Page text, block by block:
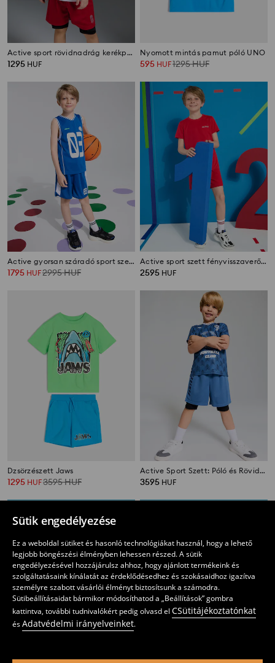
Sütik engedélyezése
Ez a weboldal sütiket és hasonló technológiákat használ, hogy a lehető
legjobb böngészési élményben lehessen részed. A sütik
engedélyezésével hozzájárulsz ahhoz, hogy ajánlott termékeink és
szolgáltatásaink kínálatát az érdeklődésedhez és szokásaidhoz igazítva
személyre szabott vásárlói élményt biztosítsunk a számodra.
Sütibeállításaidat bármikor módosíthatod a „Beállítások” gombra
kattintva, további tudnivalókért pedig olvasd el CSütitájékoztatónkat
ésAdatvédelmi irányelveinket.
Active sport rövidnadrág kerékpáros betéttel és fényvisszaverő mintával
1295 HUF
Nyomott mintás pamut póló UNO
595 HUF1295HUF
Active gyorsan száradó sport szett kosárlabda stílusban
1795 HUF2995HUF
Active sport szett fényvisszaverő nyomattal
2595 HUF
Dzsörzészett Jaws
1295 HUF3595HUF
Active Sport Szett: Póló és Rövidnadrág Legginggel
3595 HUF